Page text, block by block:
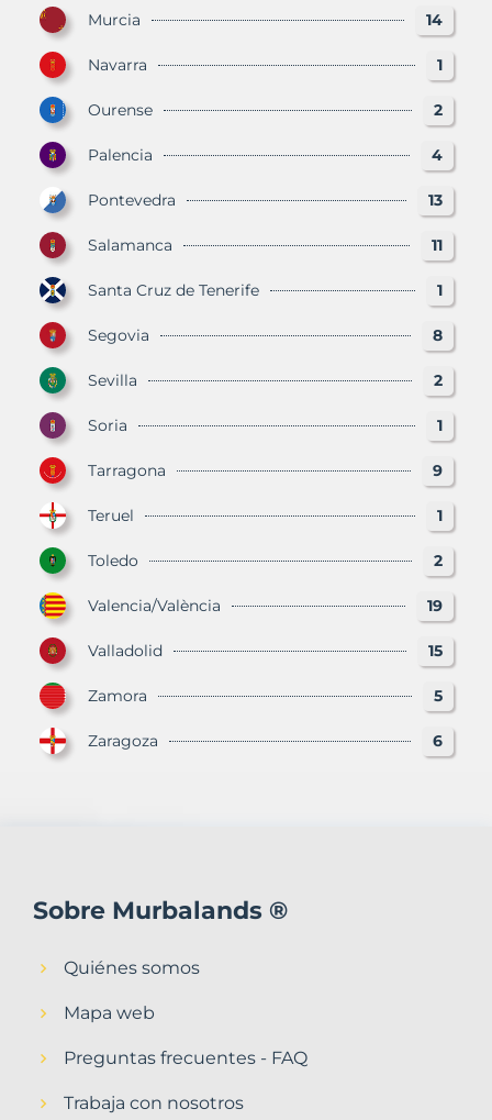
Murcia 14
Navarra 1
Ourense 2
Palencia 4
Pontevedra 13
Salamanca 11
Santa Cruz de Tenerife 1
Segovia 8
Sevilla 2
Soria 1
Tarragona 9
Teruel 1
Toledo 2
Valencia/València 19
Valladolid 15
Zamora 5
Zaragoza 6
Sobre Murbalands ®
Quiénes somos
Mapa web
Preguntas frecuentes - FAQ
Trabaja con nosotros